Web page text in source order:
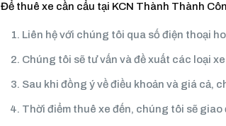
Để thuê xe cần cẩu tại KCN Thành Thành
Liên hệ với chúng tôi qua số điện thoại
Chúng tôi sẽ tư vấn và đề xuất các loại
Sau khi đồng ý về điều khoản và giá cả,
Thời điểm thuê xe đến, chúng tôi sẽ